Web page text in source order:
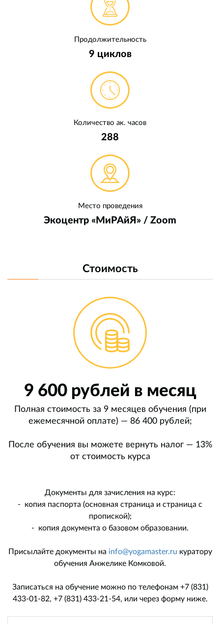
Продолжительность
9 циклов
Количество ак. часов
288
Место проведения
Экоцентр «МиРАйЯ» / Zoom
Стоимость
9 600 рублей в месяц
Полная стоимость за 9 месяцев обучения (при
ежемесячной оплате) — 86 400 рублей;
После обучения вы можете вернуть налог — 13%
от стоимость курса
Документы для зачисления на курс:
- копия паспорта (основная страница и страница с
пропиской);
- копия документа о базовом образовании.
Присылайте документы на info@yogamaster.ru куратору
обучения Анжелике Комковой.
Записаться на обучение можно по телефонам +7 (831)
433-01-82, +7 (831) 433-21-54, или через форму ниже.